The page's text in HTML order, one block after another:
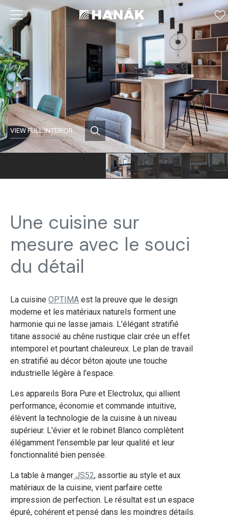
VIEW FULL INTERIOR
Une cuisine sur
mesure avec le souci
du détail
La cuisine OPTIMA est la preuve que le design
moderne et les matériaux naturels forment une
harmonie qui ne lasse jamais. L'élégant stratifié
titane associé au chêne rustique clair crée un effet
intemporel et pourtant chaleureux. Le plan de travail
en stratifié au décor béton ajoute une touche
industrielle légère à l'espace.
Les appareils Bora Pure et Electrolux, qui allient
performance, économie et commande intuitive,
élèvent la technologie de la cuisine à un niveau
supérieur. L'évier et le robinet Blanco complètent
élégamment l'ensemble par leur qualité et leur
fonctionnalité bien pensée.
La table à manger JS52, assortie au style et aux
matériaux de la cuisine, vient parfaire cette
impression de perfection. Le résultat est un espace
épuré, cohérent et pensé dans les moindres détails.